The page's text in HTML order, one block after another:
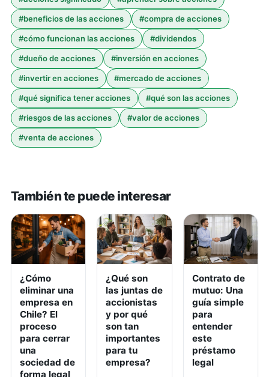
#beneficios de las acciones #compra de acciones
#cómo funcionan las acciones #dividendos
#dueño de acciones #inversión en acciones
#invertir en acciones #mercado de acciones
#qué significa tener acciones #qué son las acciones
#riesgos de las acciones #valor de acciones
#venta de acciones
También te puede interesar
¿Cómo
eliminar una
empresa en
Chile? El
proceso
para cerrar
una
sociedad de
forma legal
¿Qué son
las juntas de
accionistas
y por qué
son tan
importantes
para tu
empresa?
Contrato de
mutuo: Una
guía simple
para
entender
este
préstamo
legal